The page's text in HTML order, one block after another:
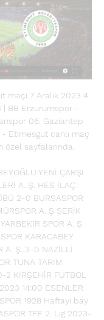
maçı 7 Aralık 2023 4
BB Erzurumspor -
06. Gaziantep
Etimesgut canlı maç
sayfalarında.
YENİ ÇARŞI
A. Ş. HES İLAÇ
2-0 BURSASPOR
A. Ş SERİK
SPOR A. Ş.
KARACABEY
A. Ş. 3-0 NAZİLLİ
TUNA TARIM
2 KIRŞEHİR FUTBOL
14:00 ESENLER
1928 Haftayı bay
TFF 2. Lig 2023-